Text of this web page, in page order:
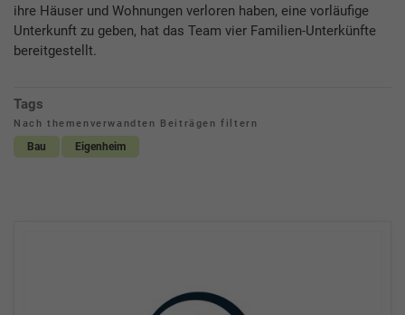
ihre Häuser und Wohnungen verloren haben, eine vorläufige
Unterkunft zu geben, hat das Team vier Familien-Unterkünfte
bereitgestellt.
Tags
Nach themenverwandten Beiträgen filtern
Bau Eigenheim